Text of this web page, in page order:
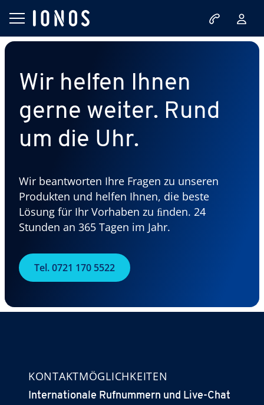
Wir helfen Ihnen
gerne weiter. Rund
um die Uhr.
Wir beantworten Ihre Fragen zu unseren
Produkten und helfen Ihnen, die beste
Lösung für Ihr Vorhaben zu ﬁnden. 24
Stunden an 365 Tagen im Jahr.
Tel. 0721 170 5522
KONTAKT­MÖGLICHKEITEN
Internationale Rufnummern und Live-Chat